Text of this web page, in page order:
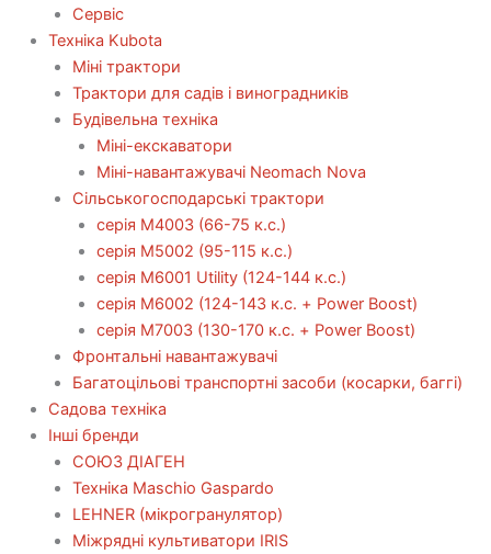
Сервіс
Технiка Kubota
Міні трактори
Трактори для садів і виноградників
Будівельна техніка
Міні-екскаватори
Міні-навантажувачі Neomach Nova
Сільськогосподарські трактори
серія М4003 (66-75 к.с.)
серія М5002 (95-115 к.с.)
серія M6001 Utility (124-144 к.с.)
серія М6002 (124-143 к.с. + Power Boost)
серія М7003 (130-170 к.с. + Power Boost)
Фронтальні навантажувачі
Багатоцільові транспортні засоби (косарки, баггі)
Садова техніка
Інші бренди
СОЮЗ ДІАГЕН
Техніка Maschio Gaspardo
LEHNER (мікрогранулятор)
Міжрядні культиватори IRIS